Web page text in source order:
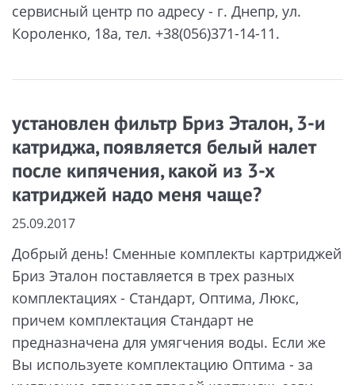
сервисный центр по адресу - г. Днепр, ул.
Короленко, 18а, тел. +38(056)371-14-11.
установлен фильтр Бриз Эталон, 3-и
катриджа, появляется белый налет
после кипячения, какой из 3-х
катриджей надо меня чаще?
25.09.2017
Добрый день! Сменные комплекты картриджей
Бриз Эталон поставляется в трех разных
комплектациях - Стандарт, Оптима, Люкс,
причем комплектация Стандарт не
предназначена для умягчения воды. Если же
Вы используете комплектацию Оптима - за